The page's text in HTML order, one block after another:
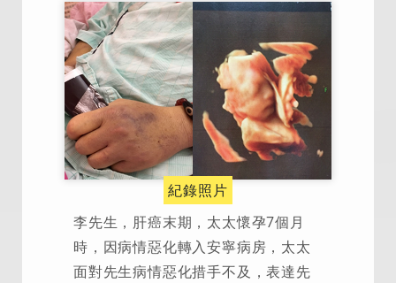
紀錄照片
李先生，肝癌末期，太太懷孕7個月
時，因病情惡化轉入安寧病房，太太
面對先生病情惡化措手不及，表達先